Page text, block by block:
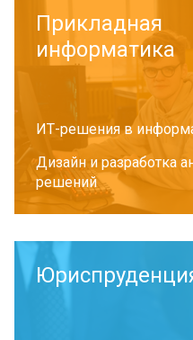
Прикладная
информатика
ИТ-решения в
Дизайн и разработка
решений